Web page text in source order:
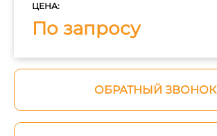
ЦЕНА:
По запросу
ОБРАТНЫЙ ЗВОНОК